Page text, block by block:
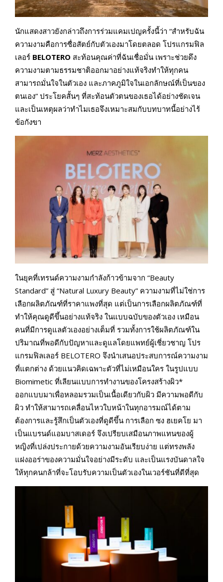
นักแสดงสาวยังกล่าวถึงการร่วมแคมเปญครั้งนี้ว่า “สำหรับฉัน
ความงามคือการซื่อสัตย์กับตัวเองมาโดยตลอด โปรแกรมฟิล
เลอร์ BELOTERO สะท้อนคุณค่าที่ฉันเชื่อมั่น เพราะช่วยดึง
ความงามตามธรรมชาติออกมาอย่างแท้จริงทำให้ทุกคน
สามารถมั่นใจในตัวเอง และภาคภูมิใจในเอกลักษณ์ที่เป็นของ
ตนเอง” ประโยคสั้นๆ ที่สะท้อนตัวตนของเธอได้อย่างชัดเจน
และเป็นเหตุผลว่าทำไมเธอจึงเหมาะสมกับบทบาทนี้อย่างไร้
ข้อกังขา
ในยุคที่เทรนด์ความงามกำลังก้าวข้ามจาก “Beauty
Standard” สู่ “Natural Luxury Beauty” ความงามที่ไม่ใช่การ
เลือกผลิตภัณฑ์ที่ราคาแพงที่สุด แต่เป็นการเลือกผลิตภัณฑ์ที่
ทำให้คุณดูดีขึ้นอย่างแท้จริง ในแบบฉบับของตัวเอง เหมือน
คนที่มีการดูแลตัวเองอย่างเต็มที่ รวมทั้งการใช้ผลิตภัณฑ์ใน
ปริมาณที่พอดีกับปัญหาและดูแลโดยแพทย์ผู้เชี่ยวชาญ โปร
แกรมฟิลเลอร์ BELOTERO จึงนำเสนอประสบการณ์ความงาม
ที่แตกต่าง ด้วยแนวคิดเฉพาะตัวที่ไม่เหมือนใคร ในรูปแบบ
Biomimetic ที่เลียนแบบการทำงานของโครงสร้างผิว*
ออกแบบมาเพื่อหลอมรวมเป็นเนื้อเดียวกับผิว มีความพอดีกับ
ผิว ทำให้สามารถเคลื่อนไหวใบหน้าในทุกอารมณ์ได้ตาม
ต้องการและรู้สึกเป็นตัวเองที่ดูดีขึ้น การเลือก ซง ฮเยคโย มา
เป็นแบรนด์แอมบาสเดอร์ จึงเปรียบเสมือนภาพแทนของผู้
หญิงที่เปล่งประกายด้วยความงามอันเรียบง่าย แต่ทรงพลัง
แฝงออร่าของความมั่นใจอย่างมีระดับ และเป็นแรงบันดาลใจ
ให้ทุกคนกล้าที่จะโอบรับความเป็นตัวเองในเวอร์ชันที่ดีที่สุด